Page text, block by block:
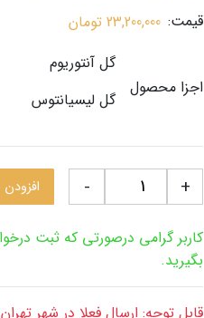
قیمت: 23,200,000 تومان
اجزا محصول
گل آنتوریوم
گل لیسیانتوس
+
-
کاربر گرامی درصورتی که ثبت
بگیرید.
قابل توجه: ارسال فعلا در شهر